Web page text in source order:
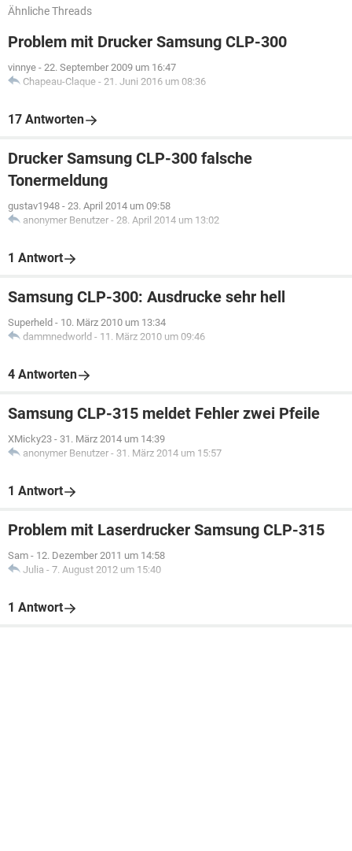
Ähnliche Threads
Problem mit Drucker Samsung CLP-300
vinnye - 22. September 2009 um 16:47
Chapeau-Claque - 21. Juni 2016 um 08:36
17 Antworten
Drucker Samsung CLP-300 falsche
Tonermeldung
gustav1948 - 23. April 2014 um 09:58
anonymer Benutzer - 28. April 2014 um 13:02
1 Antwort
Samsung CLP-300: Ausdrucke sehr hell
Superheld - 10. März 2010 um 13:34
dammnedworld - 11. März 2010 um 09:46
4 Antworten
Samsung CLP-315 meldet Fehler zwei Pfeile
XMicky23 - 31. März 2014 um 14:39
anonymer Benutzer - 31. März 2014 um 15:57
1 Antwort
Problem mit Laserdrucker Samsung CLP-315
Sam - 12. Dezember 2011 um 14:58
Julia - 7. August 2012 um 15:40
1 Antwort